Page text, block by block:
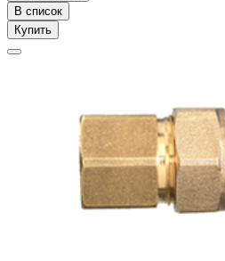
В список
Купить